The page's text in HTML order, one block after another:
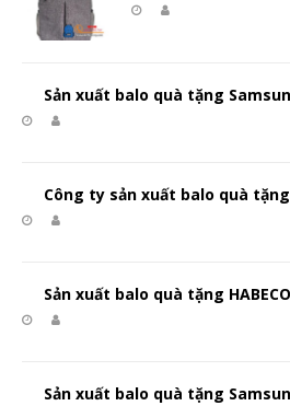
Sản xuất balo quà tặng
Công ty sản xuất balo quà
Sản xuất balo quà tặng HABECO
Sản xuất balo quà tặng